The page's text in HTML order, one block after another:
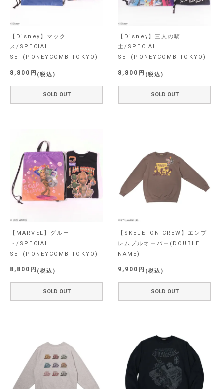
【Disney】マック
ス/SPECIAL
SET(PONEYCOMB TOKYO)
8,800 税込
SOLD OUT
【Disney】三人の騎
士/SPECIAL
SET(PONEYCOMB TOKYO)
8,800 税込
SOLD OUT
【MARVEL】グルー
ト/SPECIAL
SET(PONEYCOMB TOKYO)
8,800 税込
SOLD OUT
【SKELETON CREW】エンブ
レムプルオーバー(DOUBLE
NAME)
9,900 税込
SOLD OUT